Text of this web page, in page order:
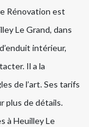
Rénovation est
Le Grand, dans
intérieur,
Il a la
de l’art. Ses tarifs
plus de détails.
à Heuilley Le